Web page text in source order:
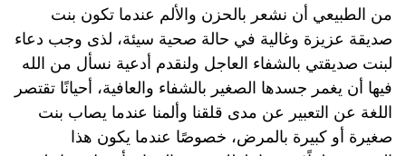
من الطبيعي أن نشعر بالحزن والألم عندما تكون بنت
صديقة عزيزة وغالية في حالة صحية سيئة، لذى وجب دعاء
لبنت صديقتي بالشفاء العاجل ولنقدم أدعية نسأل من الله
فيها أن يغمر جسدها الصغير بالشفاء والعافية، أحيانًا تقتصر
اللغة عن التعبير عن مدى قلقنا وألمنا عندما يصاب بنت
صغيرة أو كبيرة بالمرض، خصوصًا عندما يكون هذا